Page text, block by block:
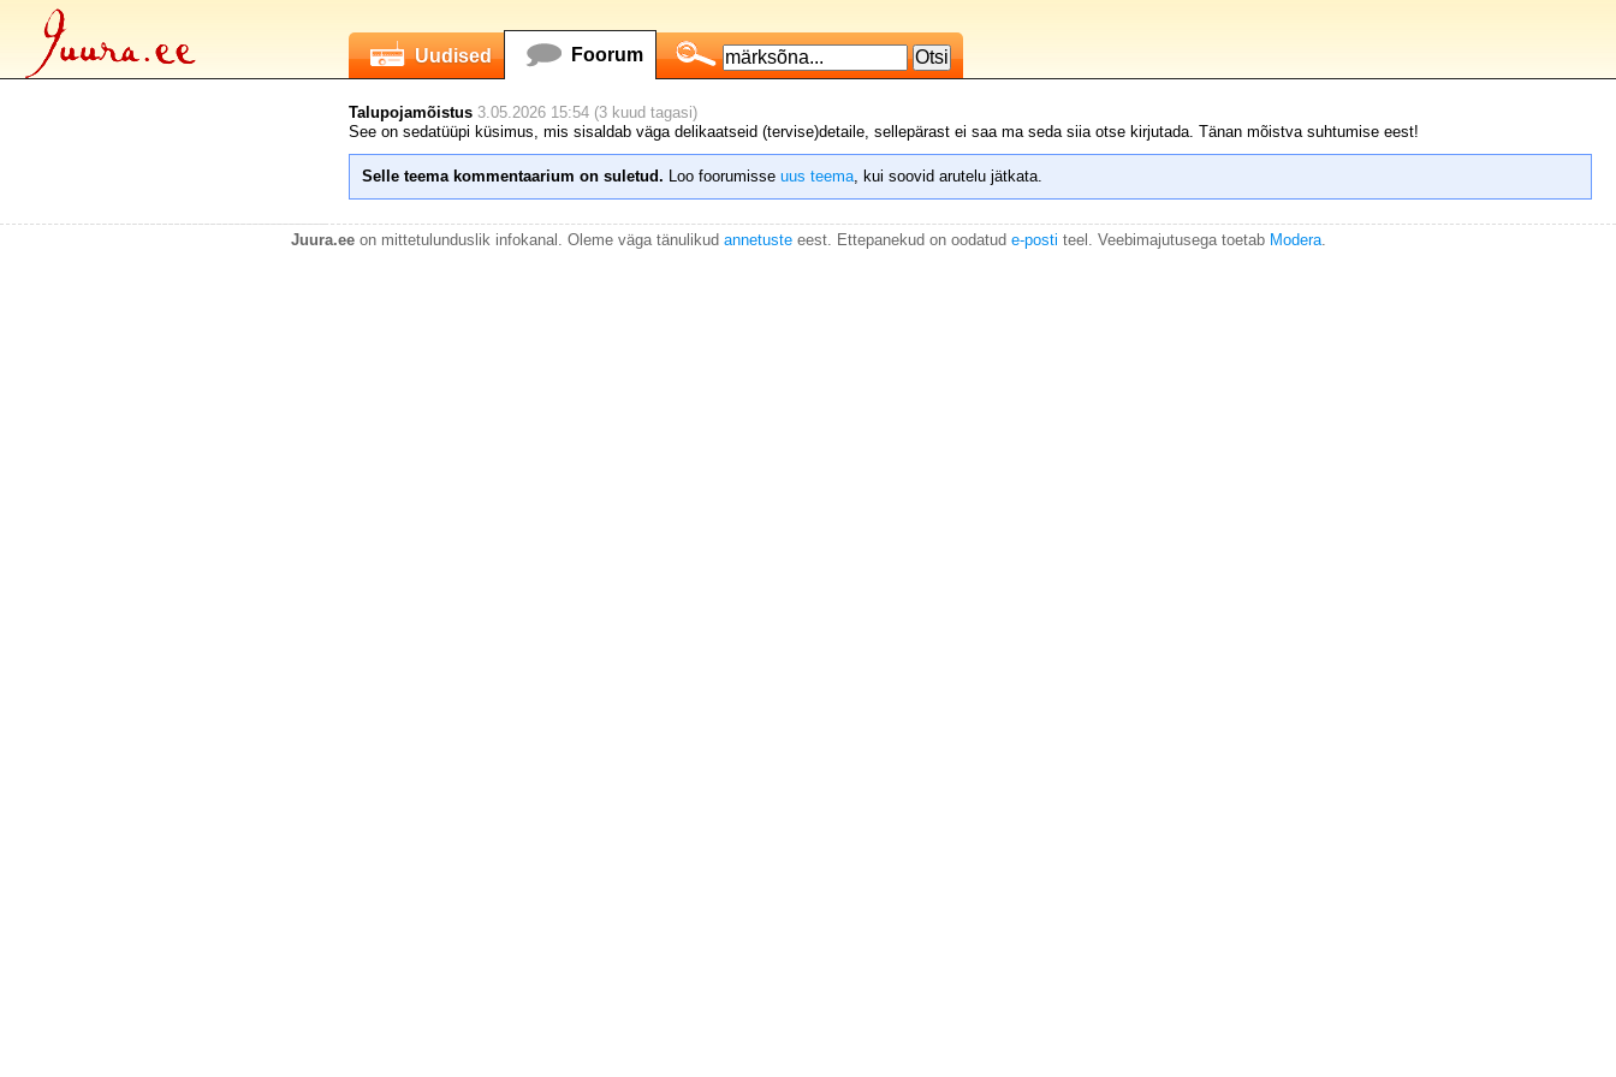
Uudised Foorum
Talupojamõistus 3.05.2026 15:54 (3 kuud tagasi)
See on sedatüüpi küsimus, mis sisaldab väga delikaatseid (tervise)detaile, sellepärast ei saa ma seda siia otse kirjutada. Tänan mõistva suhtumise eest!
Selle teema kommentaarium on suletud. Loo foorumisse uus teema, kui soovid arutelu jätkata.
Juura.eeon mittetulunduslik infokanal. Oleme väga tänulikud annetusteeest. Ettepanekud on oodatud e-posti teel. Veebimajutusega toetab Modera.